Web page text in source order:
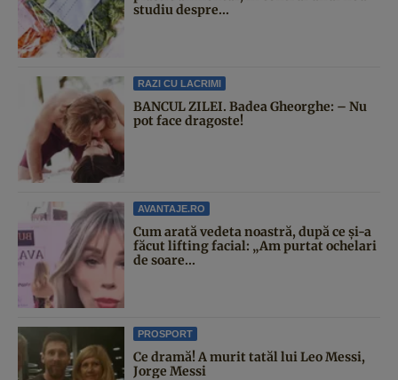
studiu despre...
RAZI CU LACRIMI
BANCUL ZILEI. Badea Gheorghe: – Nu
pot face dragoste!
AVANTAJE.RO
Cum arată vedeta noastră, după ce și-a
făcut lifting facial: „Am purtat ochelari
de soare...
PROSPORT
Ce dramă! A murit tatăl lui Leo Messi,
Jorge Messi